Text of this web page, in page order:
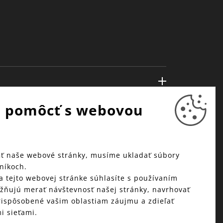
s webovou
naše webové stránky, musíme ukladať súbory
tejto webovej stránke súhlasíte s používaním
merať návštevnosť našej stránky, navrhovať
vašim oblastiam záujmu a zdieľať
sieťami.